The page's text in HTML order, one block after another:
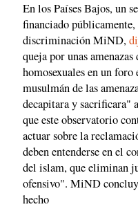
En los Países Bajos, un
financiado
discriminación MiND,
queja por unas
homosexuales en un
musulmán de las
decapitara y sacrificara"
que este observatorio
actuar sobre la
deben entenderse en el
del islam, que eliminan
ofensivo". MiND
hecho